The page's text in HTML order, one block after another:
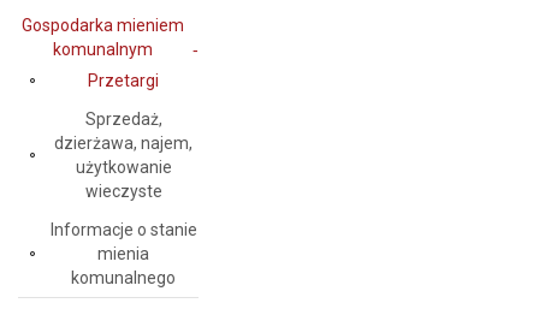
Gospodarka mieniem
komunalnym
Przetargi
Sprzedaż,
dzierżawa, najem,
użytkowanie
wieczyste
Informacje o stanie
mienia
komunalnego